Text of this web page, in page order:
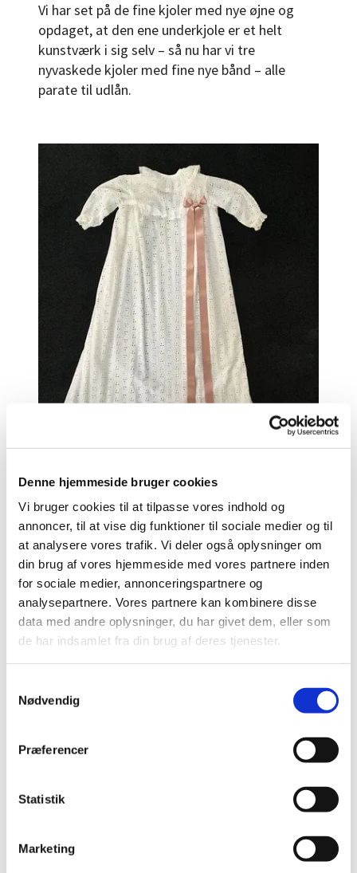
Denne hjemmeside bruger cookies
Vi bruger cookies til at tilpasse vores indhold og
annoncer, til at vise dig funktioner til sociale medier og til
at analysere vores trafik. Vi deler også oplysninger om
din brug af vores hjemmeside med vores partnere inden
for sociale medier, annonceringspartnere og
analysepartnere. Vores partnere kan kombinere disse
data med andre oplysninger, du har givet dem, eller som
de har indsamlet fra din brug af deres tjenester.
Nødvendig
Præferencer
Statistik
Marketing
Vi har set på de fine kjoler med nye øjne og
opdaget, at den ene underkjole er et helt
kunstværk i sig selv – så nu har vi tre
nyvaskede kjoler med fine nye bånd – alle
parate til udlån.